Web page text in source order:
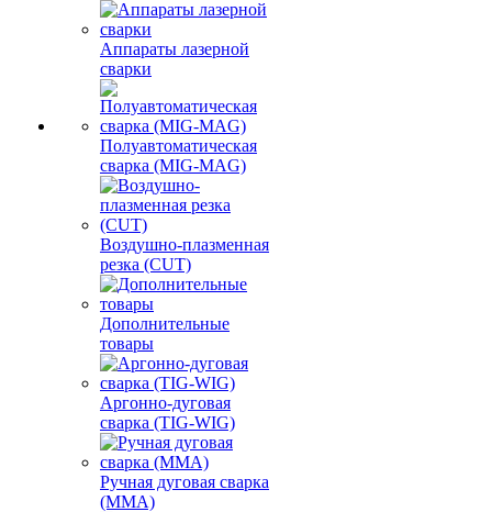
Аппараты лазерной
сварки
Полуавтоматическая
сварка (MIG-MAG)
Воздушно-плазменная
резка (CUT)
Дополнительные
товары
Аргонно-дуговая
сварка (TIG-WIG)
Ручная дуговая сварка
(MMA)